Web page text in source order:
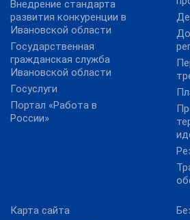
Внедрение стандарта
развития конкуренции в
Ивановской области
Государственная
гражданская служба
Ивановской области
Госуслуги
Портал «Работа в
России»
Карта сайта